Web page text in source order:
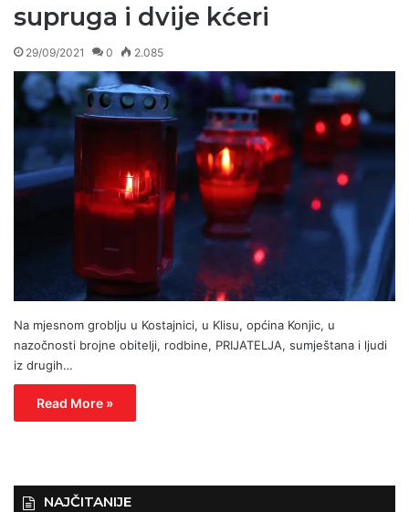
supruga i dvije kćeri
29/09/2021 0 2.085
Na mjesnom groblju u Kostajnici, u Klisu, općina Konjic, u
nazočnosti brojne obitelji, rodbine, PRIJATELJA, sumještana i ljudi
iz drugih…
Read More »
NAJČITANIJE